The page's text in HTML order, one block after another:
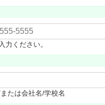
力ください。
たは会社名/学校名